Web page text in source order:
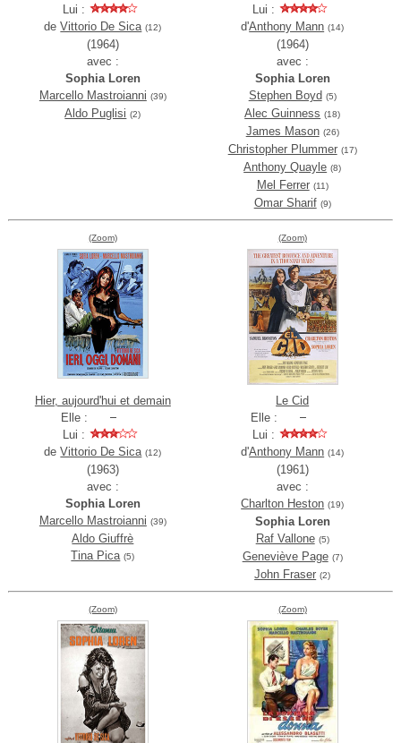
Lui :
deVittorio De Sica (12)
(1964)
avec :
Sophia Loren
Marcello Mastroianni (39)
Aldo Puglisi (2)
Lui :
d'Anthony Mann (14)
(1964)
avec :
Sophia Loren
Stephen Boyd (5)
Alec Guinness (18)
James Mason (26)
Christopher Plummer (17)
Anthony Quayle (8)
Mel Ferrer (11)
Omar Sharif (9)
(Zoom)
Hier, aujourd'hui et demain
Elle :
Lui :
deVittorio De Sica (12)
(1963)
avec :
Sophia Loren
Marcello Mastroianni (39)
Aldo Giuffrè
Tina Pica (5)
(Zoom)
Le Cid
Elle :
Lui :
d'Anthony Mann (14)
(1961)
avec :
Charlton Heston (19)
Sophia Loren
Raf Vallone (5)
Geneviève Page (7)
John Fraser (2)
(Zoom) (Zoom)